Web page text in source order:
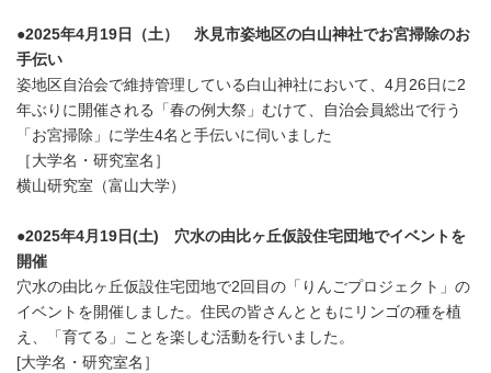
●2025年4月19日（土） 氷見市姿地区の白山神社でお宮掃除のお
手伝い
姿地区自治会で維持管理している白山神社において、4月26日に2
年ぶりに開催される「春の例大祭」むけて、自治会員総出で行う
「お宮掃除」に学生4名と手伝いに伺いました
［大学名・研究室名］
横山研究室（富山大学）
●2025年4月19日(土) 穴水の由比ヶ丘仮設住宅団地でイベントを
開催
穴水の由比ヶ丘仮設住宅団地で2回目の「りんごプロジェクト」の
イベントを開催しました。住民の皆さんとともにリンゴの種を植
え、「育てる」ことを楽しむ活動を行いました。
[大学名・研究室名］